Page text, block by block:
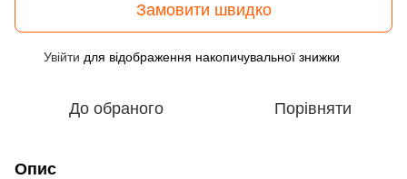
Замовити швидко
Увійти для відображення накопичувальної знижки
До обраного Порівняти
Опис